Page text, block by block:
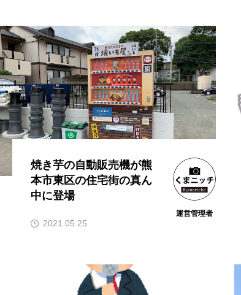
焼き芋の自動販売機が熊
本市東区の住宅街の真ん
中に登場
運営管理者
2021.05.25